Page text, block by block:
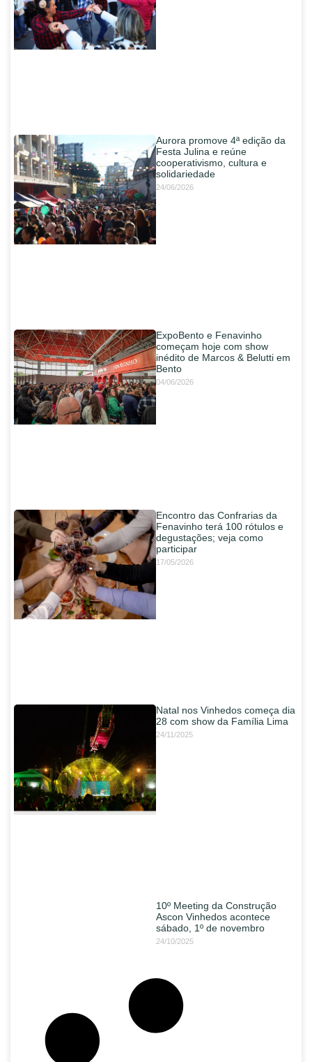
Aurora promove 4ª edição da
Festa Julina e reúne
cooperativismo, cultura e
solidariedade
24/06/2026
ExpoBento e Fenavinho
começam hoje com show
inédito de Marcos & Belutti em
Bento
04/06/2026
Encontro das Confrarias da
Fenavinho terá 100 rótulos e
degustações; veja como
participar
17/05/2026
Natal nos Vinhedos começa dia
28 com show da Família Lima
24/11/2025
10º Meeting da Construção
Ascon Vinhedos acontece
sábado, 1º de novembro
24/10/2025